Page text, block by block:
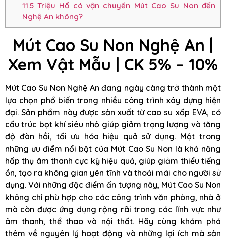
11.5Triệu Hổ có vận chuyển Mút Cao Su Non đến
Nghệ An không?
Mút Cao Su Non Nghệ An |
Xem Vật Mẫu | CK 5% – 10%
Mút Cao Su Non Nghệ An đang ngày càng trở thành một
lựa chọn phổ biến trong nhiều công trình xây dựng hiện
đại. Sản phẩm này được sản xuất từ cao su xốp EVA, có
cấu trúc bọt khí siêu nhỏ giúp giảm trọng lượng và tăng
độ đàn hồi, tối ưu hóa hiệu quả sử dụng. Một trong
những ưu điểm nổi bật của Mút Cao Su Non là khả năng
hấp thụ âm thanh cực kỳ hiệu quả, giúp giảm thiểu tiếng
ồn, tạo ra không gian yên tĩnh và thoải mái cho người sử
dụng. Với những đặc điểm ấn tượng này, Mút Cao Su Non
không chỉ phù hợp cho các công trình văn phòng, nhà ở
mà còn được ứng dụng rộng rãi trong các lĩnh vực như
âm thanh, thể thao và nội thất. Hãy cùng khám phá
thêm về nguyên lý hoạt động và những lợi ích mà sản